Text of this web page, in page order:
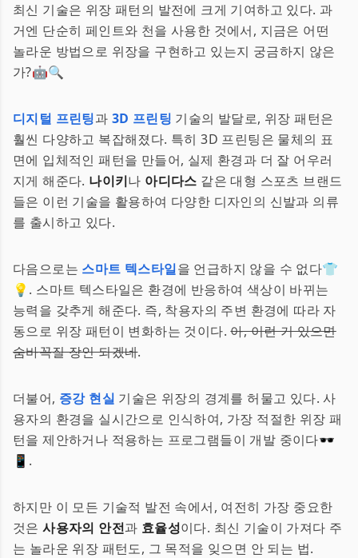
최신 기술은 위장 패턴의 발전에 크게 기여하고 있다. 과
거엔 단순히 페인트와 천을 사용한 것에서, 지금은 어떤
놀라운 방법으로 위장을 구현하고 있는지 궁금하지 않은
가?🤖🔍
디지털 프린팅과 3D 프린팅 기술의 발달로, 위장 패턴은
훨씬 다양하고 복잡해졌다. 특히 3D 프린팅은 물체의 표
면에 입체적인 패턴을 만들어, 실제 환경과 더 잘 어우러
지게 해준다. 나이키나 아디다스 같은 대형 스포츠 브랜드
들은 이런 기술을 활용하여 다양한 디자인의 신발과 의류
를 출시하고 있다.
다음으로는 스마트 텍스타일을 언급하지 않을 수 없다👕
💡. 스마트 텍스타일은 환경에 반응하여 색상이 바뀌는
능력을 갖추게 해준다. 즉, 착용자의 주변 환경에 따라 자
동으로 위장 패턴이 변화하는 것이다.아, 이런 거 있으면
숨바꼭질 장인 되겠네.
더불어, 증강 현실 기술은 위장의 경계를 허물고 있다. 사
용자의 환경을 실시간으로 인식하여, 가장 적절한 위장 패
턴을 제안하거나 적용하는 프로그램들이 개발 중이다🕶️
📱.
하지만 이 모든 기술적 발전 속에서, 여전히 가장 중요한
것은사용자의 안전과 효율성이다. 최신 기술이 가져다 주
는 놀라운 위장 패턴도, 그 목적을 잊으면 안 되는 법.